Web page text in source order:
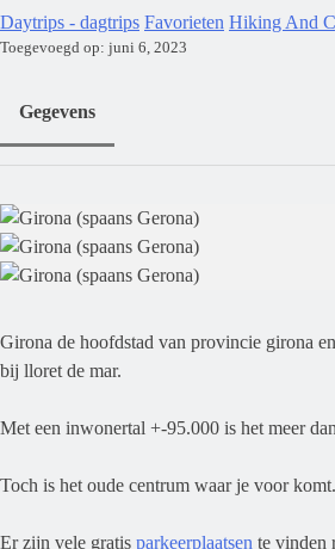
Daytrips - dagtrips Favorieten Hiking And
Toegevoegd op: juni 6, 2023
Gegevens
Girona de hoofdstad van provincie girona
bij lloret de mar.
Met een inwonertal +-95.000 is het meer
Toch is het oude centrum waar je voor komt.
Er zijn vele gratis parkeerplaatsen te vinden